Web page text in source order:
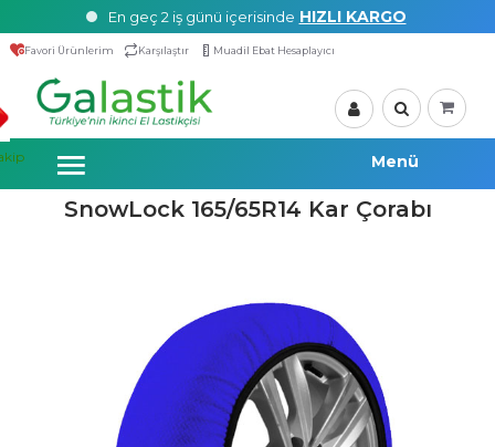
En geç 2 iş günü içerisinde HIZLI KARGO
Favori Ürünlerim Karşılaştır Muadil Ebat Hesaplayıcı
SnowLock 165/65R14 Kar Çorabı